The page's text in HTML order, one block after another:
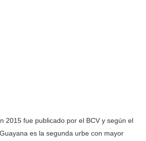
2015 fue publicado por el BCV y según el
es la segunda urbe con mayor